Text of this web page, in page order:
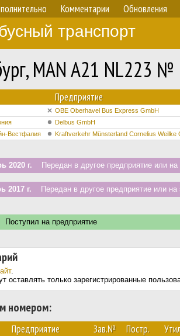
Комментарии Обновления
транспорт
MAN A21 NL223 №
Предприятие
OBE Oberhavel Bus Express GmbH
Delbus GmbH
Вестфалия
Kraftverkehr Münsterland Cornelius Weilke
2020 г. Передан в другое предприятие или на
2017 г. Передан в другое предприятие или на
Поступил на предприятие
.
оставлять только зарегистрированные
номером:
Предприятие Зав.№ Постр.